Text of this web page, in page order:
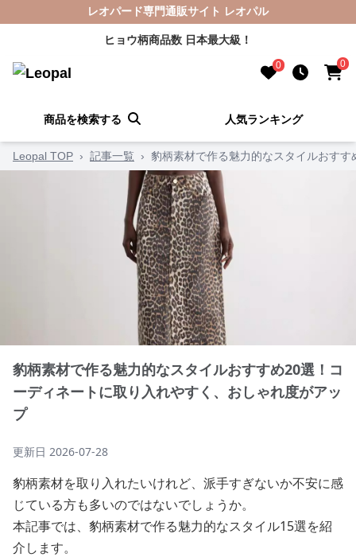
レオパード専門通販サイト レオパル
ヒョウ柄商品数 日本最大級！
0 0
商品を検索する 人気ランキング
Leopal TOP › 記事一覧 › 豹柄素材で作る魅力的なスタイルおす
豹柄素材で作る魅力的なスタイルおすすめ20選！コ
ーディネートに取り入れやすく、おしゃれ度がアッ
プ
更新日 2026-07-28
豹柄素材を取り入れたいけれど、派手すぎないか不安に感
じている方も多いのではないでしょうか。
本記事では、豹柄素材で作る魅力的なスタイル15選を紹
介します。